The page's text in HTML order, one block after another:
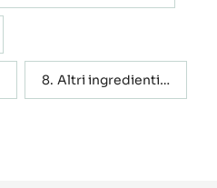
Altri ingredienti…